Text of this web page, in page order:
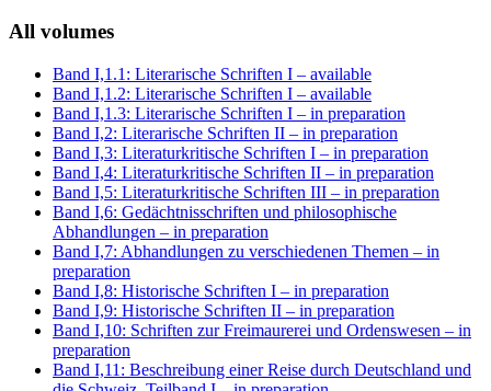
All volumes
Band I,1.1: Literarische Schriften I – available
Band I,1.2: Literarische Schriften I – available
Band I,1.3: Literarische Schriften I – in preparation
Band I,2: Literarische Schriften II – in preparation
Band I,3: Literaturkritische Schriften I – in preparation
Band I,4: Literaturkritische Schriften II – in preparation
Band I,5: Literaturkritische Schriften III – in preparation
Band I,6: Gedächtnisschriften und philosophische
Abhandlungen – in preparation
Band I,7: Abhandlungen zu verschiedenen Themen – in
preparation
Band I,8: Historische Schriften I – in preparation
Band I,9: Historische Schriften II – in preparation
Band I,10: Schriften zur Freimaurerei und Ordenswesen – in
preparation
Band I,11: Beschreibung einer Reise durch Deutschland und